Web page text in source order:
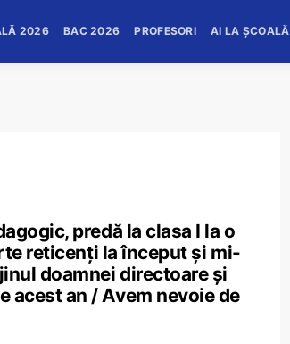
2026 BAC 2026 PROFESORI AI LA ȘCOALĂ
predă la clasa I la o
reticenți la început și mi-
doamnei directoare și
acest an / Avem nevoie de